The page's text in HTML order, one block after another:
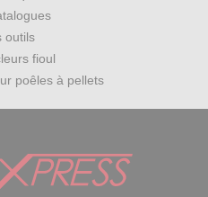
outils
fioul
poêles à pellets